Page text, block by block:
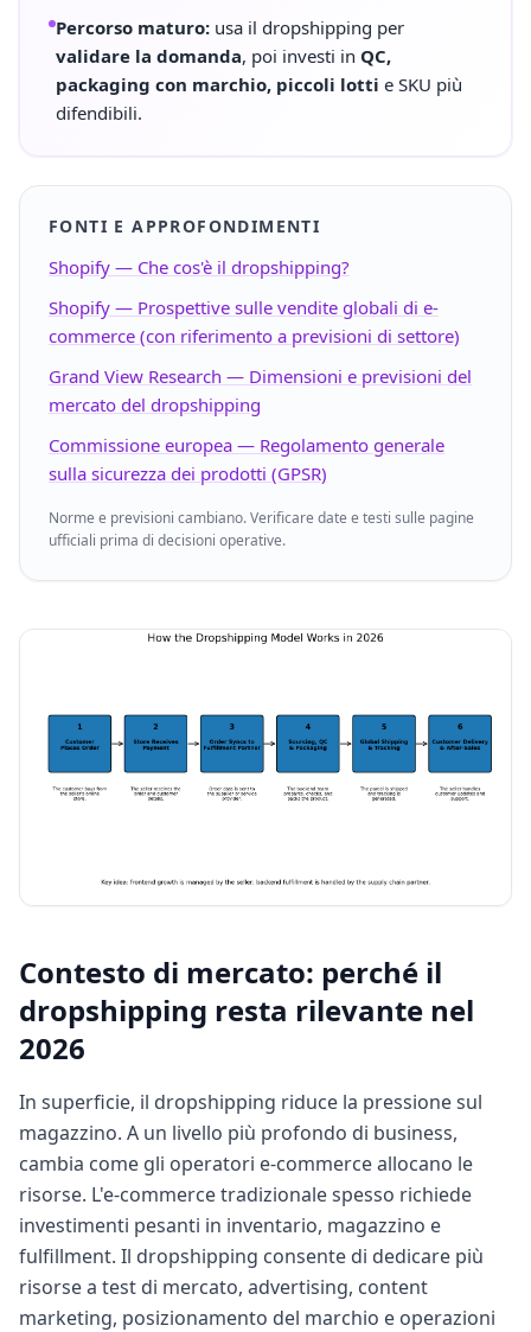
Percorso maturo: usa il dropshipping per
validare la domanda, poi investi in QC,
packaging con marchio, piccoli lotti e SKU più
difendibili.
FONTI E APPROFONDIMENTI
Shopify — Che cos'è il dropshipping?
Shopify — Prospettive sulle vendite globali di e-
commerce (con riferimento a previsioni di settore)
Grand View Research — Dimensioni e previsioni del
mercato del dropshipping
Commissione europea — Regolamento generale
sulla sicurezza dei prodotti (GPSR)
Norme e previsioni cambiano. Verificare date e testi sulle pagine
ufficiali prima di decisioni operative.
Contesto di mercato: perché il
dropshipping resta rilevante nel
2026
In superficie, il dropshipping riduce la pressione sul
magazzino. A un livello più profondo di business,
cambia come gli operatori e-commerce allocano le
risorse. L'e-commerce tradizionale spesso richiede
investimenti pesanti in inventario, magazzino e
fulfillment. Il dropshipping consente di dedicare più
risorse a test di mercato, advertising, content
marketing, posizionamento del marchio e operazioni